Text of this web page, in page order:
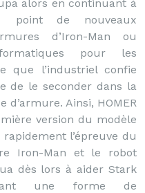
alors en continuant à
point de nouveaux
d’Iron-Man ou
pour les
que l’industriel confie
de le seconder dans la
d’armure. Ainsi, HOMER
version du modèle
l’épreuve du
Iron-Man et le robot
dès lors à aider Stark
une forme de